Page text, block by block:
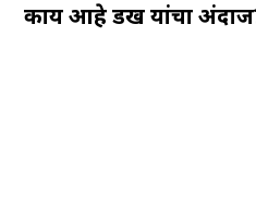
काय आहे डख यांचा